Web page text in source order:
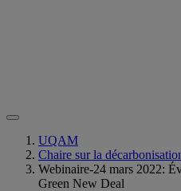
UQAM
Chaire sur la
Webinaire-24 mars 2022:
Green New Deal